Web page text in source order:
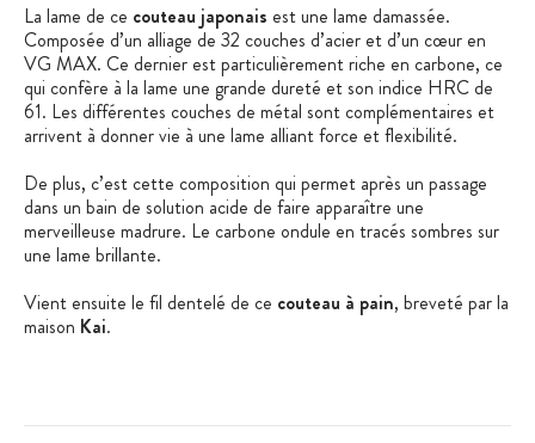
La lame de ce couteau japonais est une lame damassée.
Composée d’un alliage de 32 couches d’acier et d’un cœur en
VG MAX. Ce dernier est particulièrement riche en carbone, ce
qui confère à la lame une grande dureté et son indice HRC de
61. Les différentes couches de métal sont complémentaires et
arrivent à donner vie à une lame alliant force et flexibilité.
De plus, c’est cette composition qui permet après un passage
dans un bain de solution acide de faire apparaître une
merveilleuse madrure. Le carbone ondule en tracés sombres sur
une lame brillante.
Vient ensuite le fil dentelé de ce couteau à pain, breveté par la
maison Kai.
seconde dans une autre. Ce choix, allié à des dents légèrement